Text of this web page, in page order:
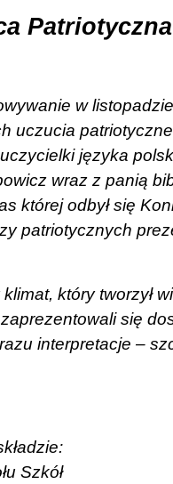
Patriotyczna
w
uczucia
języka
wraz z panią
której odbył się
patriotycznych
który tworzył
się
interpretacje –
Szkół